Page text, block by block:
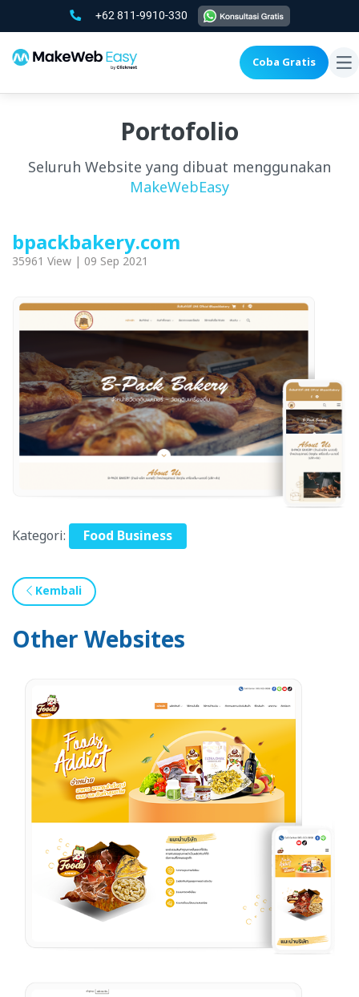
+62 811-9910-330
Coba Gratis
Portofolio
Seluruh Website yang dibuat menggunakan
MakeWebEasy
bpackbakery.com
35961 View | 09 Sep 2021
Kategori: Food Business
Kembali
Other Websites